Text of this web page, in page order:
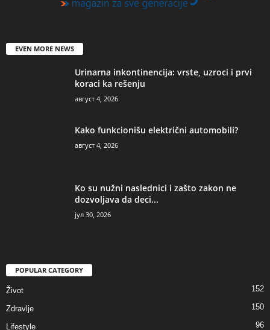
EVEN MORE NEWS
Urinarna inkontinencija: vrste, uzroci i prvi
koraci ka rešenju
август 4, 2026
Kako funkcionišu električni automobili?
август 4, 2026
Ko su nužni naslednici i zašto zakon ne
dozvoljava da deci...
јул 30, 2026
POPULAR CATEGORY
Život 152
Zdravlje 150
Lifestyle 96